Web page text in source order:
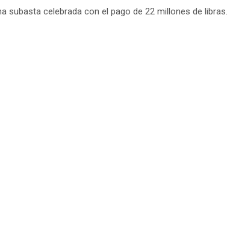
subasta celebrada con el pago de 22 millones de libras.